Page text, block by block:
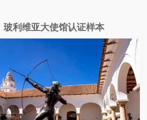
玻利维亚大使馆认证样本